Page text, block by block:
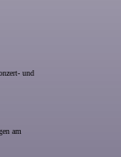
und
am